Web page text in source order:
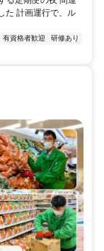
た 計画運行で、ル
有資格者歓迎
研修あり